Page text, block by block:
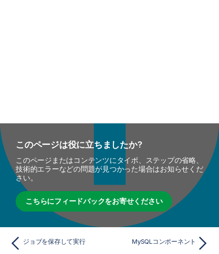
このページは役に立ちましたか?
このページまたはコンテンツにタイポ、ステップの省略、
技術的エラーなどの問題が見つかった場合はお知らせくだ
さい。
こちらにフィードバックをお寄せください
ジョブを保存して実行 MySQLコンポーネント